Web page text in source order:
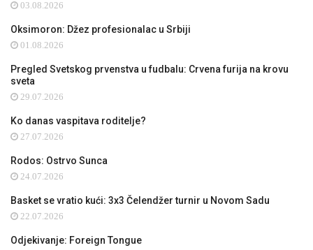
03.08.2026
Oksimoron: Džez profesionalac u Srbiji
01.08.2026
Pregled Svetskog prvenstva u fudbalu: Crvena furija na krovu
sveta
29.07.2026
Ko danas vaspitava roditelje?
27.07.2026
Rodos: Ostrvo Sunca
24.07.2026
Basket se vratio kući: 3x3 Čelendžer turnir u Novom Sadu
22.07.2026
Odjekivanje: Foreign Tongue